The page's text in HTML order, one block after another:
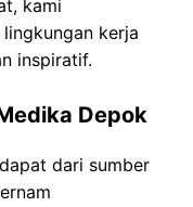
kami
kerja
inspiratif.
Depok
dari sumber